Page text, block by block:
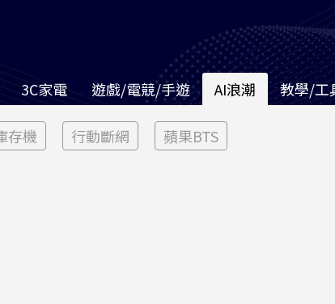
3C家電 遊戲/電競/手遊 AI浪潮 教學/工
存機 行動斷網 蘋果BTS